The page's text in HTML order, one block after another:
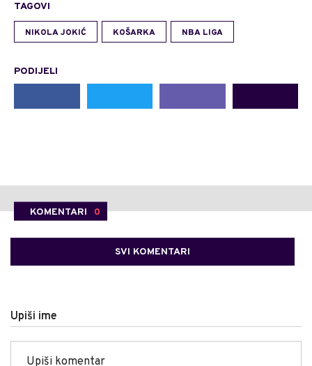
TAGOVI
NIKOLA JOKIĆ KOŠARKA NBA LIGA
PODIJELI
KOMENTARI 0
SVI KOMENTARI
Upiši ime